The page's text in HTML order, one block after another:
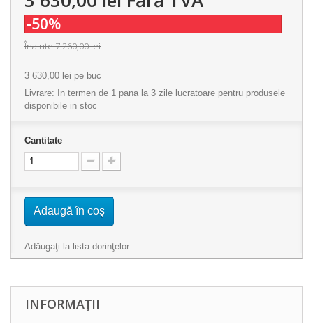
-50%
Înainte7 260,00 lei
3 630,00 lei pe buc
Livrare: In termen de 1 pana la 3 zile lucratoare pentru produsele
disponibile in stoc
Cantitate
Adaugă în coş
Adăugaţi la lista dorinţelor
INFORMAȚII